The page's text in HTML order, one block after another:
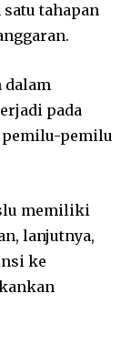
tahapan
dalam
pada
pemilu-pemilu
memiliki
lanjutnya,
ke